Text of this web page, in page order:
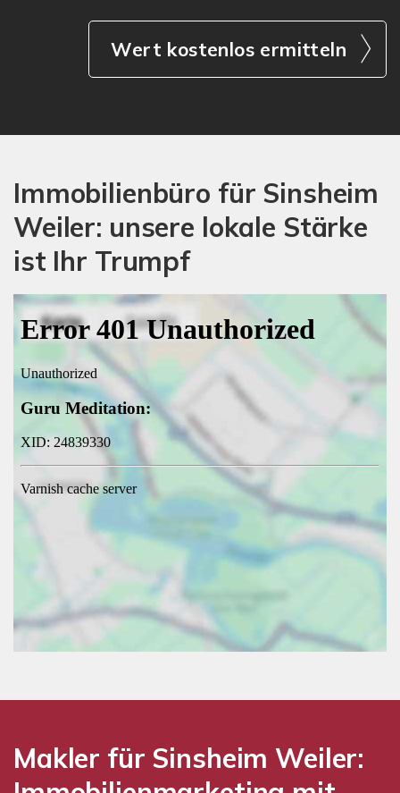
Wert kostenlos ermitteln
Immobilienbüro für Sinsheim
Weiler: unsere lokale Stärke
ist Ihr Trumpf
Makler für Sinsheim Weiler: